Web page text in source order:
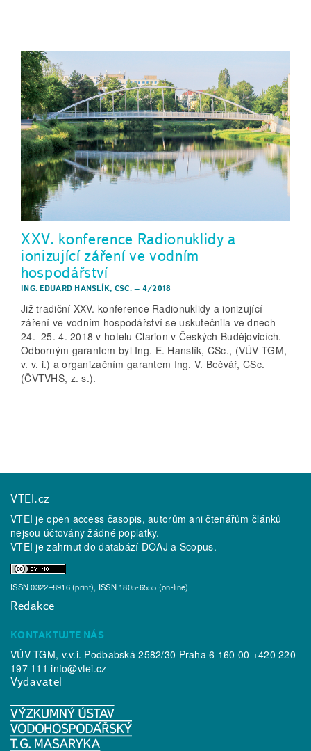
XXV. konference Radionuklidy a
ionizující záření ve vodním
hospodářství
ING. EDUARD HANSLÍK, CSC. – 4/2018
Již tradiční XXV. konference Radionuklidy a ionizující
záření ve vodním hospodářství se uskutečnila ve dnech
24.–25. 4. 2018 v hotelu Clarion v Českých Budějovicích.
Odborným garantem byl Ing. E. Hanslík, CSc., (VÚV TGM,
v. v. i.) a organizačním garantem Ing. V. Bečvář, CSc.
(ČVTVHS, z. s.).
VTEI.cz
VTEI je open access časopis, autorům ani čtenářům článků
nejsou účtovány žádné poplatky.
VTEI je zahrnut do databází DOAJ a Scopus.
ISSN 0322–8916 (print), ISSN 1805-6555 (on-line)
Redakce
KONTAKTUJTE NÁS
VÚV TGM, v.v.i. Podbabská 2582/30 Praha 6 160 00 +420 220
197 111info@vtei.cz
Vydavatel